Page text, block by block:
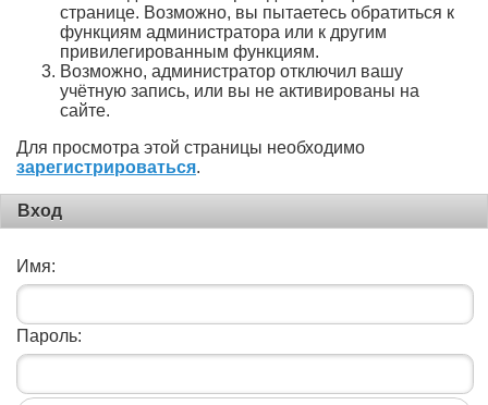
странице. Возможно, вы пытаетесь обратиться к
функциям администратора или к другим
привилегированным функциям.
Возможно, администратор отключил вашу
учётную запись, или вы не активированы на
сайте.
Для просмотра этой страницы необходимо
зарегистрироваться.
Вход
Имя:
Пароль: